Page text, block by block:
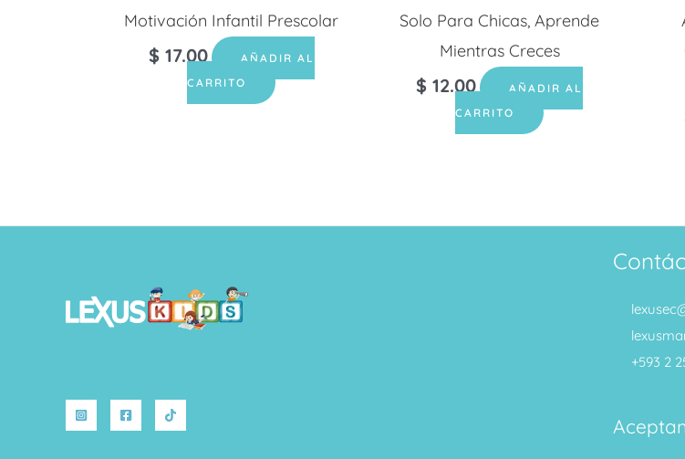
Motivación Infantil Prescolar
$ 17.00
AÑADIR AL
CARRITO
Solo Para Chicas, Aprende
Mientras Creces
$ 12.00
AÑADIR AL
CARRITO
+593 2